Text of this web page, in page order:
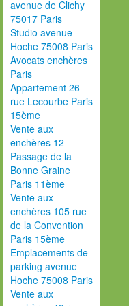
avenue de Clichy
75017 Paris
Studio avenue
Hoche 75008 Paris
Avocats enchères
Paris
Appartement 26
rue Lecourbe Paris
15ème
Vente aux
enchères 12
Passage de la
Bonne Graine
Paris 11ème
Vente aux
enchères 105 rue
de la Convention
Paris 15ème
Emplacements de
parking avenue
Hoche 75008 Paris
Vente aux